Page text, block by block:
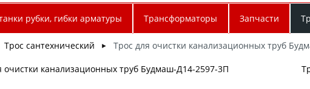
рубки, гибки арматуры Трансформаторы Запчасти
Трос сантехнический ► Трос для очистки канализационных труб
очистки канализационных труб Будмаш-Д14-2597-3П